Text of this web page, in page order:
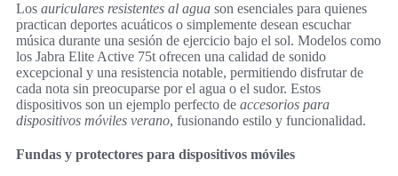
Los auriculares resistentes al agua son esenciales para quienes
practican deportes acuáticos o simplemente desean escuchar
música durante una sesión de ejercicio bajo el sol. Modelos como
los Jabra Elite Active 75t ofrecen una calidad de sonido
excepcional y una resistencia notable, permitiendo disfrutar de
cada nota sin preocuparse por el agua o el sudor. Estos
dispositivos son un ejemplo perfecto de accesorios para
dispositivos móviles verano, fusionando estilo y funcionalidad.
Fundas y protectores para dispositivos móviles